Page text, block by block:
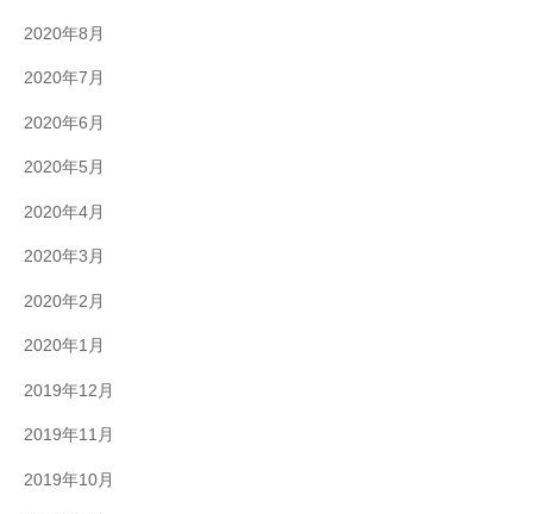
2020年8月
2020年7月
2020年6月
2020年5月
2020年4月
2020年3月
2020年2月
2020年1月
2019年12月
2019年11月
2019年10月